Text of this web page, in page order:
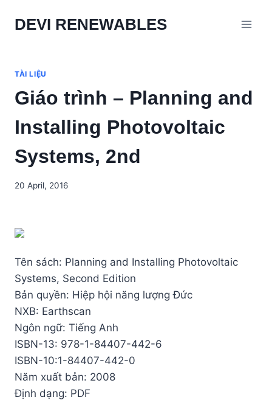
DEVI RENEWABLES
TÀI LIỆU
Giáo trình – Planning and
Installing Photovoltaic
Systems, 2nd
20 April, 2016
Tên sách: Planning and Installing Photovoltaic
Systems, Second Edition
Bản quyền: Hiệp hội năng lượng Đức
NXB: Earthscan
Ngôn ngữ: Tiếng Anh
ISBN-13: 978-1-84407-442-6
ISBN-10:1-84407-442-0
Năm xuất bản: 2008
Định dạng: PDF